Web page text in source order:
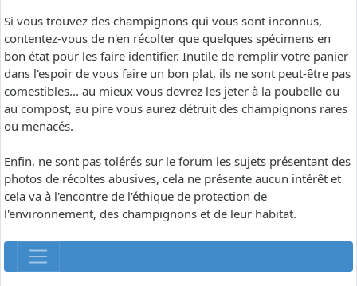
Si vous trouvez des champignons qui vous sont inconnus,
contentez-vous de n'en récolter que quelques spécimens en
bon état pour les faire identifier. Inutile de remplir votre panier
dans l'espoir de vous faire un bon plat, ils ne sont peut-être pas
comestibles... au mieux vous devrez les jeter à la poubelle ou
au compost, au pire vous aurez détruit des champignons rares
ou menacés.
Enfin, ne sont pas tolérés sur le forum les sujets présentant des
photos de récoltes abusives, cela ne présente aucun intérêt et
cela va à l'encontre de l'éthique de protection de
l'environnement, des champignons et de leur habitat.